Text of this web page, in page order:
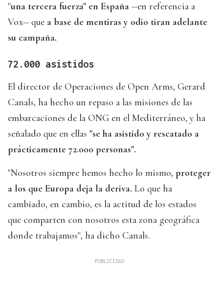
"una tercera fuerza" en España --en referencia a
Vox-- que a base de mentiras y odio tiran adelante
su campaña.
72.000 asistidos
El director de Operaciones de Open Arms, Gerard
Canals, ha hecho un repaso a las misiones de las
embarcaciones de la ONG en el Mediterráneo, y ha
señalado que en ellas "se ha asistido y rescatado a
prácticamente 72.000 personas".
"Nosotros siempre hemos hecho lo mismo, proteger
a los que Europa deja la deriva. Lo que ha
cambiado, en cambio, es la actitud de los estados
que comparten con nosotros esta zona geográfica
donde trabajamos", ha dicho Canals.